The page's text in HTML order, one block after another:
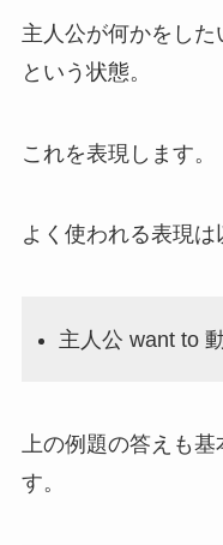
主人公が何かをし
という状態。
これを表現します。
よく使われる表現は
主人公 want to
上の例題の答えも
す。